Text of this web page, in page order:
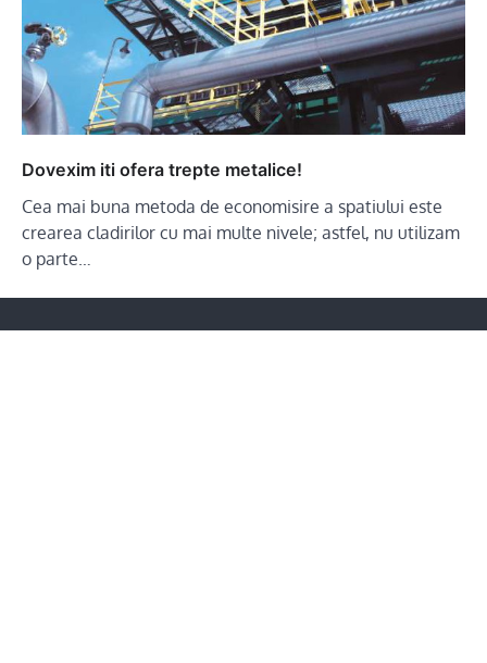
Dovexim iti ofera trepte metalice!
Cea mai buna metoda de economisire a spatiului este
crearea cladirilor cu mai multe nivele; astfel, nu utilizam
o parte…